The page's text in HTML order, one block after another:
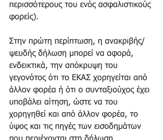
περισσότερους του ενός ασφαλιστικούς
φορείς).
Στην πρώτη περίπτωση, η ανακριβής/
ψευδής δήλωση μπορεί να αφορά,
ενδεικτικά, την απόκρυψη του
γεγονότος ότι το ΕΚΑΣ χορηγείται από
άλλον φορέα ή ότι ο συνταξιούχος έχει
υποβάλει αίτηση, ώστε να του
χορηγηθεί και από άλλον φορέα, το
ύψος και τις πηγές των εισοδημάτων